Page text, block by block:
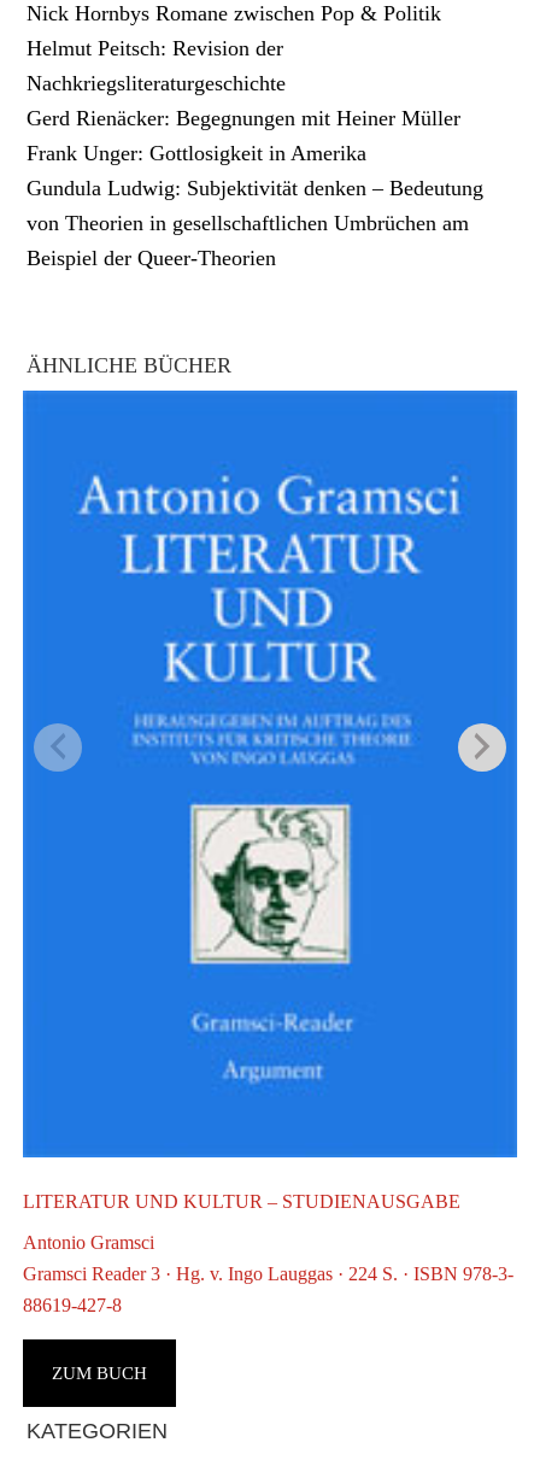
Nick Hornbys Romane zwischen Pop & Politik
Helmut Peitsch: Revision der
Nachkriegsliteraturgeschichte
Gerd Rienäcker: Begegnungen mit Heiner Müller
Frank Unger: Gottlosigkeit in Amerika
Gundula Ludwig: Subjektivität denken – Bedeutung
von Theorien in gesellschaftlichen Umbrüchen am
Beispiel der Queer-Theorien
ÄHNLICHE BÜCHER
LITERATUR UND KULTUR – STUDIENAUSGABE
Antonio Gramsci
Gramsci Reader 3 · Hg. v. Ingo Lauggas · 224 S. · ISBN 978-3-
88619-427-8
ZUM BUCH
Haupt-
KATEGORIEN